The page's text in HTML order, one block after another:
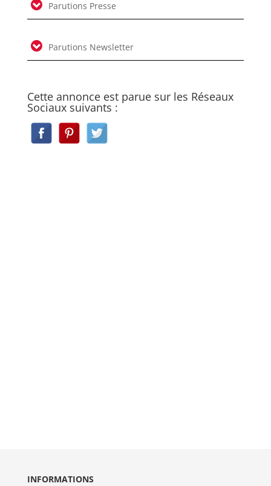
Parutions Presse
Parutions Newsletter
Cette annonce est parue sur les Réseaux
Sociaux suivants :
INFORMATIONS